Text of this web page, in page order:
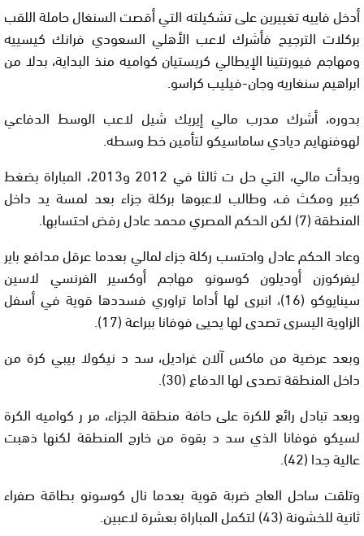
أدخل فاييه تغييرين على تشكيلته التي أقصت السنغال حاملة اللقب
بركلات الترجيح فأشرك لاعب الأهلي السعودي فرانك كيسييه
ومهاجم فيورنتينا الإيطالي كريستيان كواميه منذ البداية، بدلا من
ابراهيم سنغاريه وجان-فيليب كراسو.
بدوره، أشرك مدرب مالي إيريك شيل لاعب الوسط الدفاعي
لهوفنهايم ديادي ساماسيكو لتأمين خط وسطه.
وبدأت مالي، التي حل ت ثالثا في 2012 و2013، المباراة بضغط
كبير ومكث ف، وطالب لاعبوها بركلة جزاء بعد لمسة يد داخل
المنطقة (7) لكن الحكم المصري محمد عادل رفض احتسابها.
وعاد الحكم عادل واحتسب ركلة جزاء لمالي بعدما عرقل مدافع باير
ليفركوزن أوديلون كوسونو مهاجم أوكسير الفرنسي لاسين
سينايوكو (16)، انبرى لها أداما تراوري فسددها قوية في أسفل
الزاوية اليسرى تصدى لها يحيى فوفانا ببراعة (17).
وبعد عرضية من ماكس آلان غراديل، سد د نيكولا بيبي كرة من
داخل المنطقة تصدى لها الدفاع (30).
وبعد تبادل رائع للكرة على حافة منطقة الجزاء، مر ر كواميه الكرة
لسيكو فوفانا الذي سد د بقوة من خارج المنطقة لكنها ذهبت
عالية جدا (42).
وتلقت ساحل العاج ضربة قوية بعدما نال كوسونو بطاقة صفراء
ثانية للخشونة (43) لتكمل المباراة بعشرة لاعبين.